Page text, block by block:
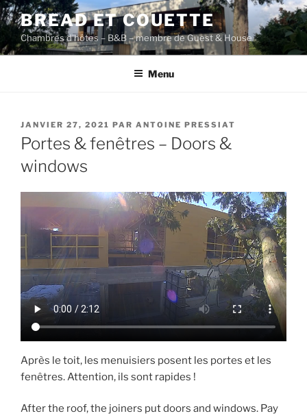
Aller
au
contenu
principal
BREAD ET COUETTE
Chambres d'hôtes – B&B – membre de Guest & House
Menu
PUBLIÉ
LE
JANVIER 27, 2021 PAR ANTOINE PRESSIAT
Portes & fenêtres – Doors &
windows
Après le toit, les menuisiers posent les portes et les
fenêtres. Attention, ils sont rapides !
After the roof, the joiners put doors and windows. Pay